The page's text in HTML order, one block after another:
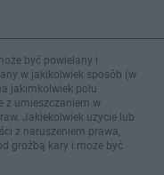
być powielany i
w jakikolwiek sposób (w
jakimkolwiek polu
z umieszczaniem w
Jakiekolwiek użycie lub
z naruszeniem prawa,
groźbą kary i może być